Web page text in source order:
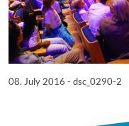
08. July 2016 - dsc_0290-2